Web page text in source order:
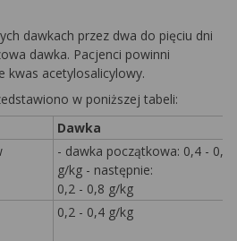
dawkach przez dwa do pięciu dni
dawka. Pacjenci powinni
kwas acetylosalicylowy.
w poniższej tabeli:
Dawka
- dawka początkowa: 0,4 - 0,8
g/kg - następnie:
0,2 - 0,8 g/kg
0,2 - 0,4 g/kg